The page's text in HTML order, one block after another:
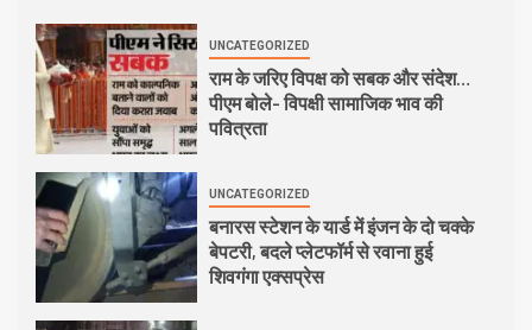
UNCATEGORIZED
राम के जरिए विपक्ष को सबक और संदेश…
पीएम बोले- विपक्षी सामाजिक भाव की
पवित्रता
UNCATEGORIZED
बनारस स्टेशन के यार्ड में इंजन के दो चक्के
बेपटरी, बदले प्लेटफॉर्म से रवाना हुई
शिवगंगा एक्सप्रेस